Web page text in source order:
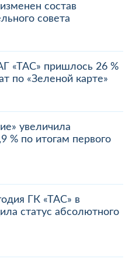
состав
совета
«ТАС» пришлось 26 %
по «Зеленой карте»
увеличила
% по итогам первого
ГК «ТАС» в
статус абсолютного